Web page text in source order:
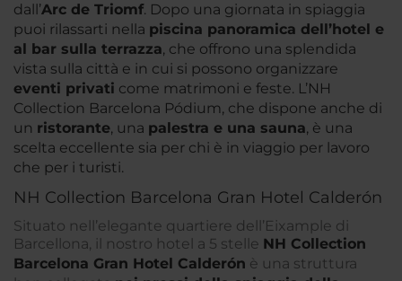
dall’Arc de Triomf. Dopo una giornata in spiaggia
puoi rilassarti nella piscina panoramica dell’hotel e
al bar sulla terrazza, che offrono una splendida
vista sulla città e in cui si possono organizzare
eventi privati come matrimoni e feste. L’NH
Collection Barcelona Pódium, che dispone anche di
un ristorante, una palestra e una sauna, è una
scelta eccellente sia per chi è in viaggio per lavoro
che per i turisti.
NH Collection Barcelona Gran Hotel Calderón
Situato nell’elegante quartiere dell’Eixample di
Barcellona, il nostro hotel a 5 stelle NH Collection
Barcelona Gran Hotel Calderón è una struttura